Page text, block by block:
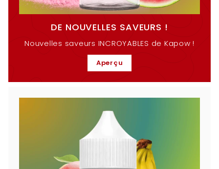
DE NOUVELLES SAVEURS !
Nouvelles saveurs INCROYABLES de Kapow !
Aperçu